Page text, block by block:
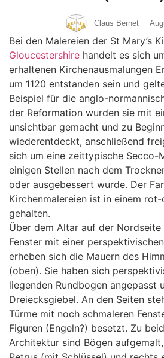
Claus Bernet
Bei den Malereien der St Mary’s
Gloucestershire handelt es sich
erhaltenen Kirchenausmalungen
um 1120 entstanden sein und
Beispiel für die anglo-
der Reformation wurden sie mit
unsichtbar gemacht und zu
wiederentdeckt, anschließend
sich um eine zeittypische Secco-
einigen Stellen nach dem
oder ausgebessert wurde. Der
Kirchenmalereien ist in einem
gehalten.
Über dem Altar auf der Nordseite
Fenster mit einer perspektivischen
erheben sich die Mauern des
(oben). Sie haben sich
liegenden Rundbogen angepasst
Dreiecksgiebel. An den Seiten
Türme mit noch schmaleren
Figuren (Engeln?) besetzt. Zu
Architektur sind Bögen